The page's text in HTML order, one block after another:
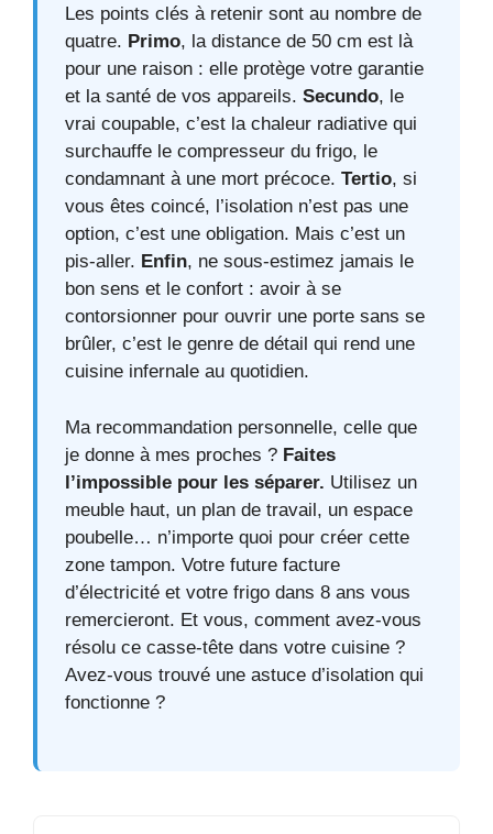
Les points clés à retenir sont au nombre de
quatre. Primo, la distance de 50 cm est là
pour une raison : elle protège votre garantie
et la santé de vos appareils. Secundo, le
vrai coupable, c’est la chaleur radiative qui
surchauffe le compresseur du frigo, le
condamnant à une mort précoce. Tertio, si
vous êtes coincé, l’isolation n’est pas une
option, c’est une obligation. Mais c’est un
pis-aller. Enfin, ne sous-estimez jamais le
bon sens et le confort : avoir à se
contorsionner pour ouvrir une porte sans se
brûler, c’est le genre de détail qui rend une
cuisine infernale au quotidien.
Ma recommandation personnelle, celle que
je donne à mes proches ? Faites
l’impossible pour les séparer. Utilisez un
meuble haut, un plan de travail, un espace
poubelle… n’importe quoi pour créer cette
zone tampon. Votre future facture
d’électricité et votre frigo dans 8 ans vous
remercieront. Et vous, comment avez-vous
résolu ce casse-tête dans votre cuisine ?
Avez-vous trouvé une astuce d’isolation qui
fonctionne ?